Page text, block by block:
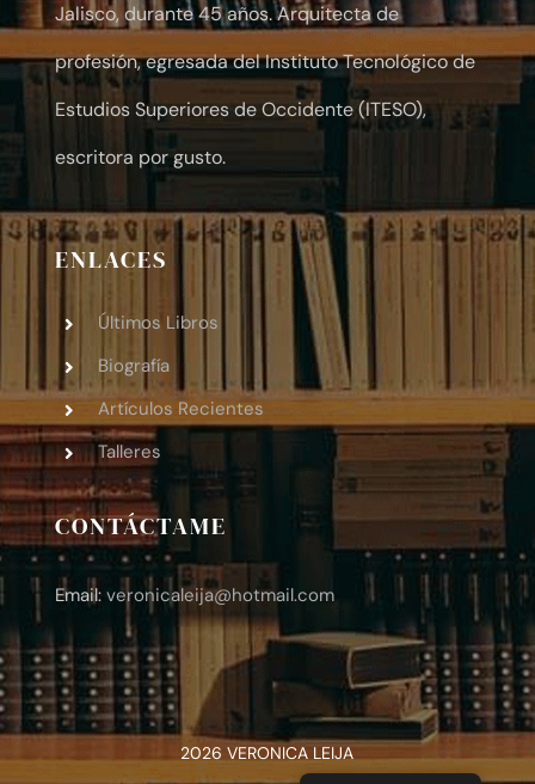
Jalisco, durante 45 años. Arquitecta de
profesión, egresada del Instituto Tecnológico de
Estudios Superiores de Occidente (ITESO),
escritora por gusto.
ENLACES
Últimos Libros
Biografía
Artículos Recientes
Talleres
CONTÁCTAME
Email: veronicaleija@hotmail.com
2026 VERONICA LEIJA